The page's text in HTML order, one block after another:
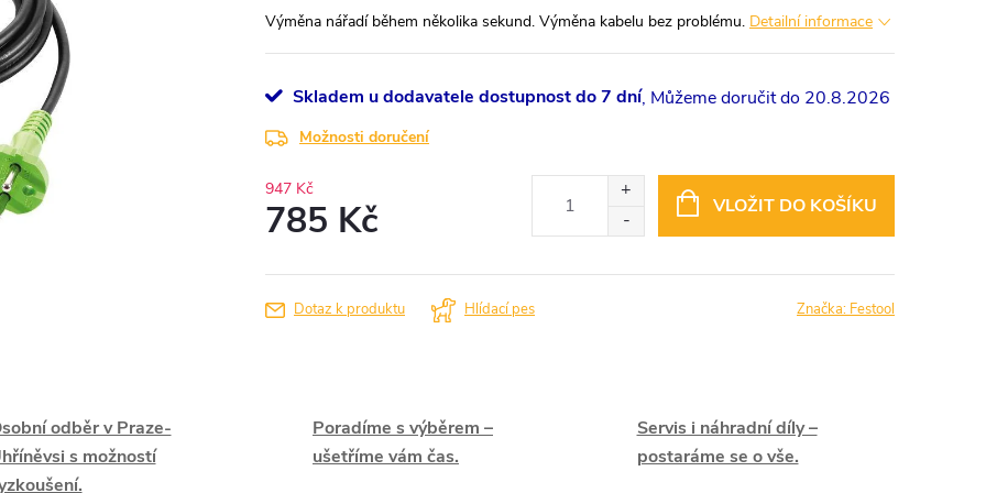
Výměna nářadí během několika sekund. Výměna kabelu bez problému. Detailní informace
Skladem u dodavatele dostupnost do 7 dní 20.8.2026
Možnosti doručení
947 Kč
785 Kč
cena:
VLOŽIT DO KOŠÍKU
Dotaz k produktu Hlídací pes Značka: Festool
odběr v Praze-
s možností
Poradíme s výběrem –
ušetříme vám čas.
Servis i náhradní díly –
postaráme se o vše.